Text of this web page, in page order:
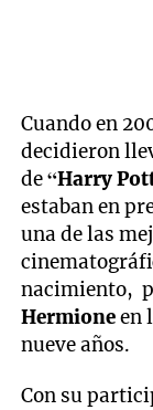
Cuando en
decidieron
de“Harry
estaban en
una de las
nacimiento,
Hermioneen
nueve años.
Con su